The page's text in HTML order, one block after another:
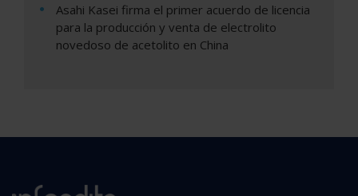
Asahi Kasei firma el primer acuerdo de licencia
para la producción y venta de electrolito
novedoso de acetolito en China